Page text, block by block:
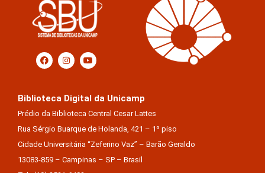
Biblioteca Digital da Unicamp
Prédio da Biblioteca Central Cesar Lattes
Rua Sérgio Buarque de Holanda, 421 – 1º piso
Cidade Universitária “Zeferino Vaz” – Barão Geraldo
13083-859 – Campinas – SP – Brasil